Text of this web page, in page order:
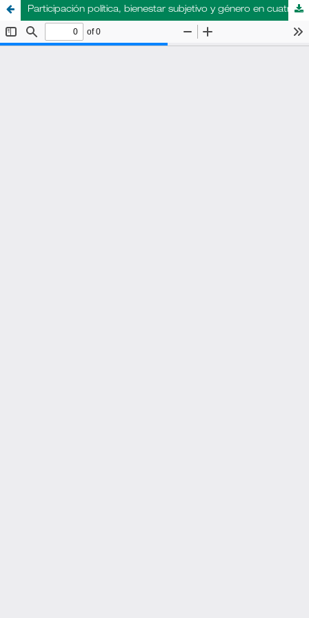
Participación política, bienestar subjetivo y género en cuatro países de América Latina